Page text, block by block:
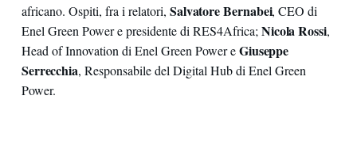
africano. Ospiti, fra i relatori, Salvatore Bernabei, CEO di
Enel Green Power e presidente di RES4Africa; Nicola Rossi,
Head of Innovation di Enel Green Power eGiuseppe
Serrecchia, Responsabile del Digital Hub di Enel Green
Power.